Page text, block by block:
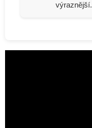
výraznější.